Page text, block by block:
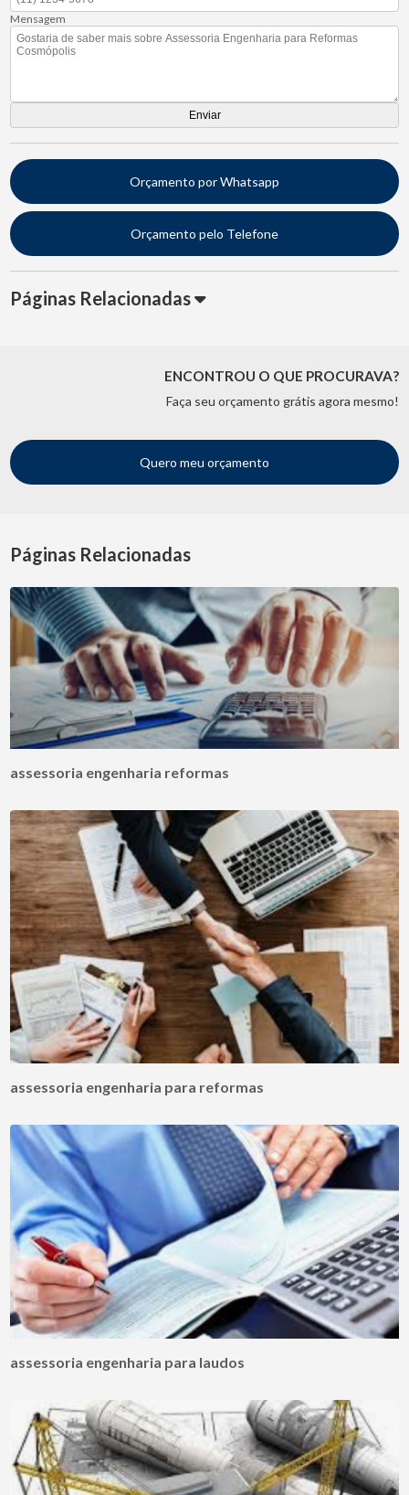
Mensagem
Orçamento por Whatsapp
Orçamento pelo Telefone
Páginas Relacionadas
ENCONTROU O QUE PROCURAVA?
Faça seu orçamento grátis agora mesmo!
Quero meu orçamento
Páginas Relacionadas
assessoria engenharia reformas
assessoria engenharia para reformas
assessoria engenharia para laudos